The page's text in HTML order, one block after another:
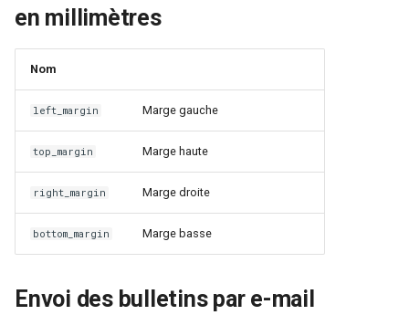
en millimètres
Nom
left_margin Marge gauche
top_margin Marge haute
right_margin Marge droite
bottom_margin Marge basse
Envoi des bulletins par e-mail